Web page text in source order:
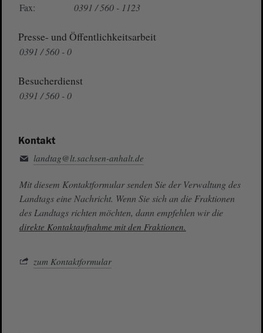
Fax:
0391 / 560 - 1123
Presse- und Öffentlichkeitsarbeit
0391 / 560 - 0
Besucherdienst
0391 / 560 - 0
Kontakt
landtag@lt.sachsen-anhalt.de
Mit diesem Kontaktformular senden Sie der Verwaltung des
Landtags eine Nachricht. Wenn Sie sich an die Fraktionen
des Landtags richten möchten, dann empfehlen wir die
direkte Kontaktaufnahme mit den Fraktionen.
zum Kontaktformular